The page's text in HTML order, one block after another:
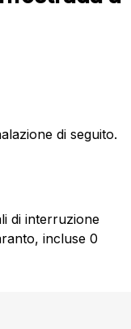
di seguito.
di interruzione
incluse 0